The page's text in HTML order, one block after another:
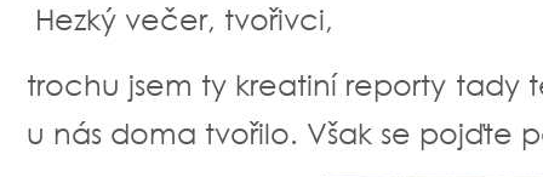
Hezký večer, tvořivci,
trochu jsem ty kreatiní reporty tady
u nás doma tvořilo. Však se pojďte